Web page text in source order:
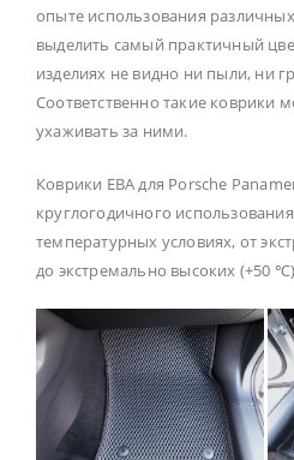
опыте использования
выделить самый практичный
изделиях не видно ни пыли, ни
Соответственно такие коврики
ухаживать за ними.
Коврики ЕВА для Porsche
круглогодичного
температурных условиях, от
до экстремально высоких (+50 ℃)